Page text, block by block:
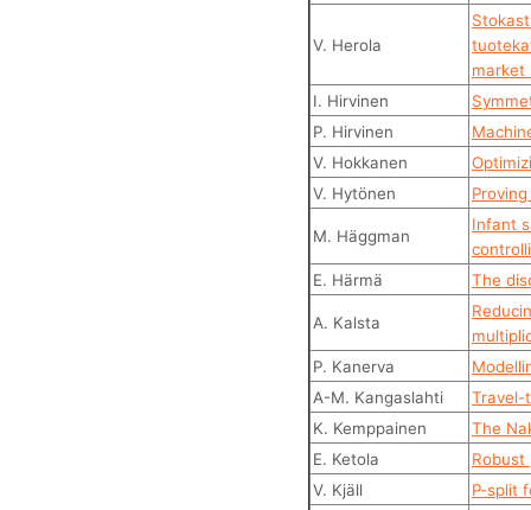
V. Herola
market
I. Hirvinen
P. Hirvinen
V. Hokkanen
V. Hytönen
M. Häggman
Infant
E. Härmä
The
A. Kalsta
P. Kanerva
A-M. Kangaslahti
Travel-
K. Kemppainen
The
E. Ketola
Robust
V. Kjäll
P-split